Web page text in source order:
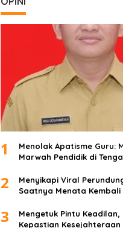
1
Menolak Apatisme Guru:
Marwah Pendidik di
2
Menyikapi Viral
Saatnya Menata Kembali
3
Mengetuk Pintu Keadilan,
Kepastian Kesejahteraan